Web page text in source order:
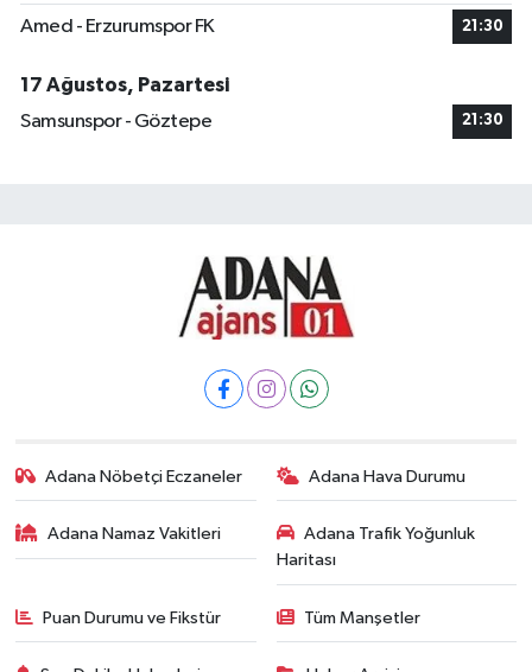
Amed - Erzurumspor FK 21:30
17 Ağustos, Pazartesi
Samsunspor - Göztepe
21:30
Adana Nöbetçi Eczaneler Adana Hava Durumu
Adana Namaz Vakitleri
Adana Trafik Yoğunluk
Haritası
Puan Durumu ve Fikstür Tüm Manşetler